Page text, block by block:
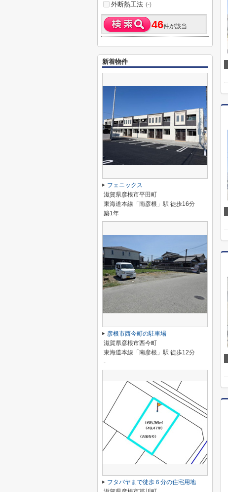
外断熱工法 (-)
46件が該当
新着物件
フェニックス
滋賀県彦根市平田町
東海道本線「南彦根」駅 徒歩16分
築1年
彦根市西今町の駐車場
滋賀県彦根市西今町
東海道本線「南彦根」駅 徒歩12分
-
フタバヤまで徒歩６分の住宅用地